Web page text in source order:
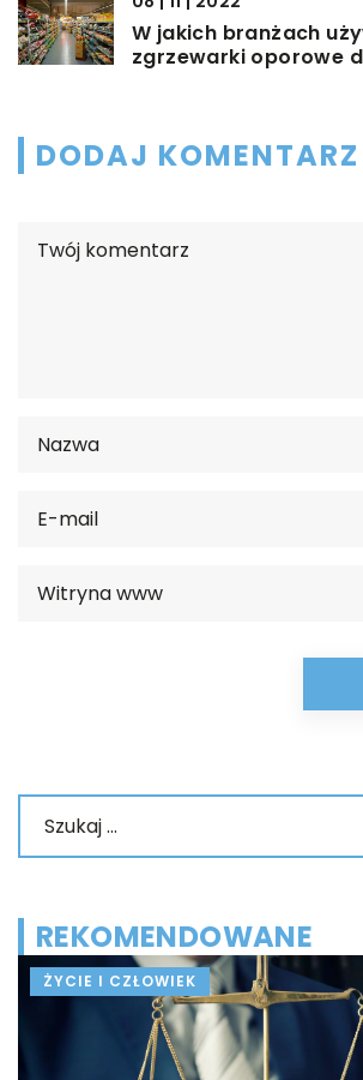
W jakich branżach
zgrzewarki oporowe
DODAJ KOMENTARZ
REKOMENDOWANE
ŻYCIE I CZŁOWIEK